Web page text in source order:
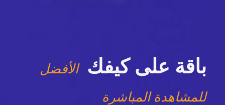
باقة على كيفك الأفضل
للمشاهدة المباشرة